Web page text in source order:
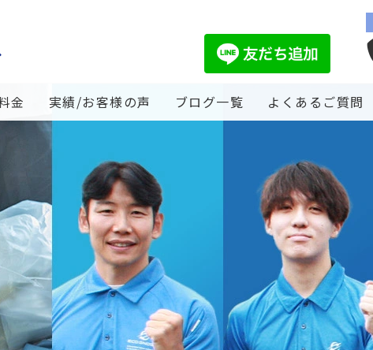
金 実績/お客様の声 ブログ一覧 よくあるご質問